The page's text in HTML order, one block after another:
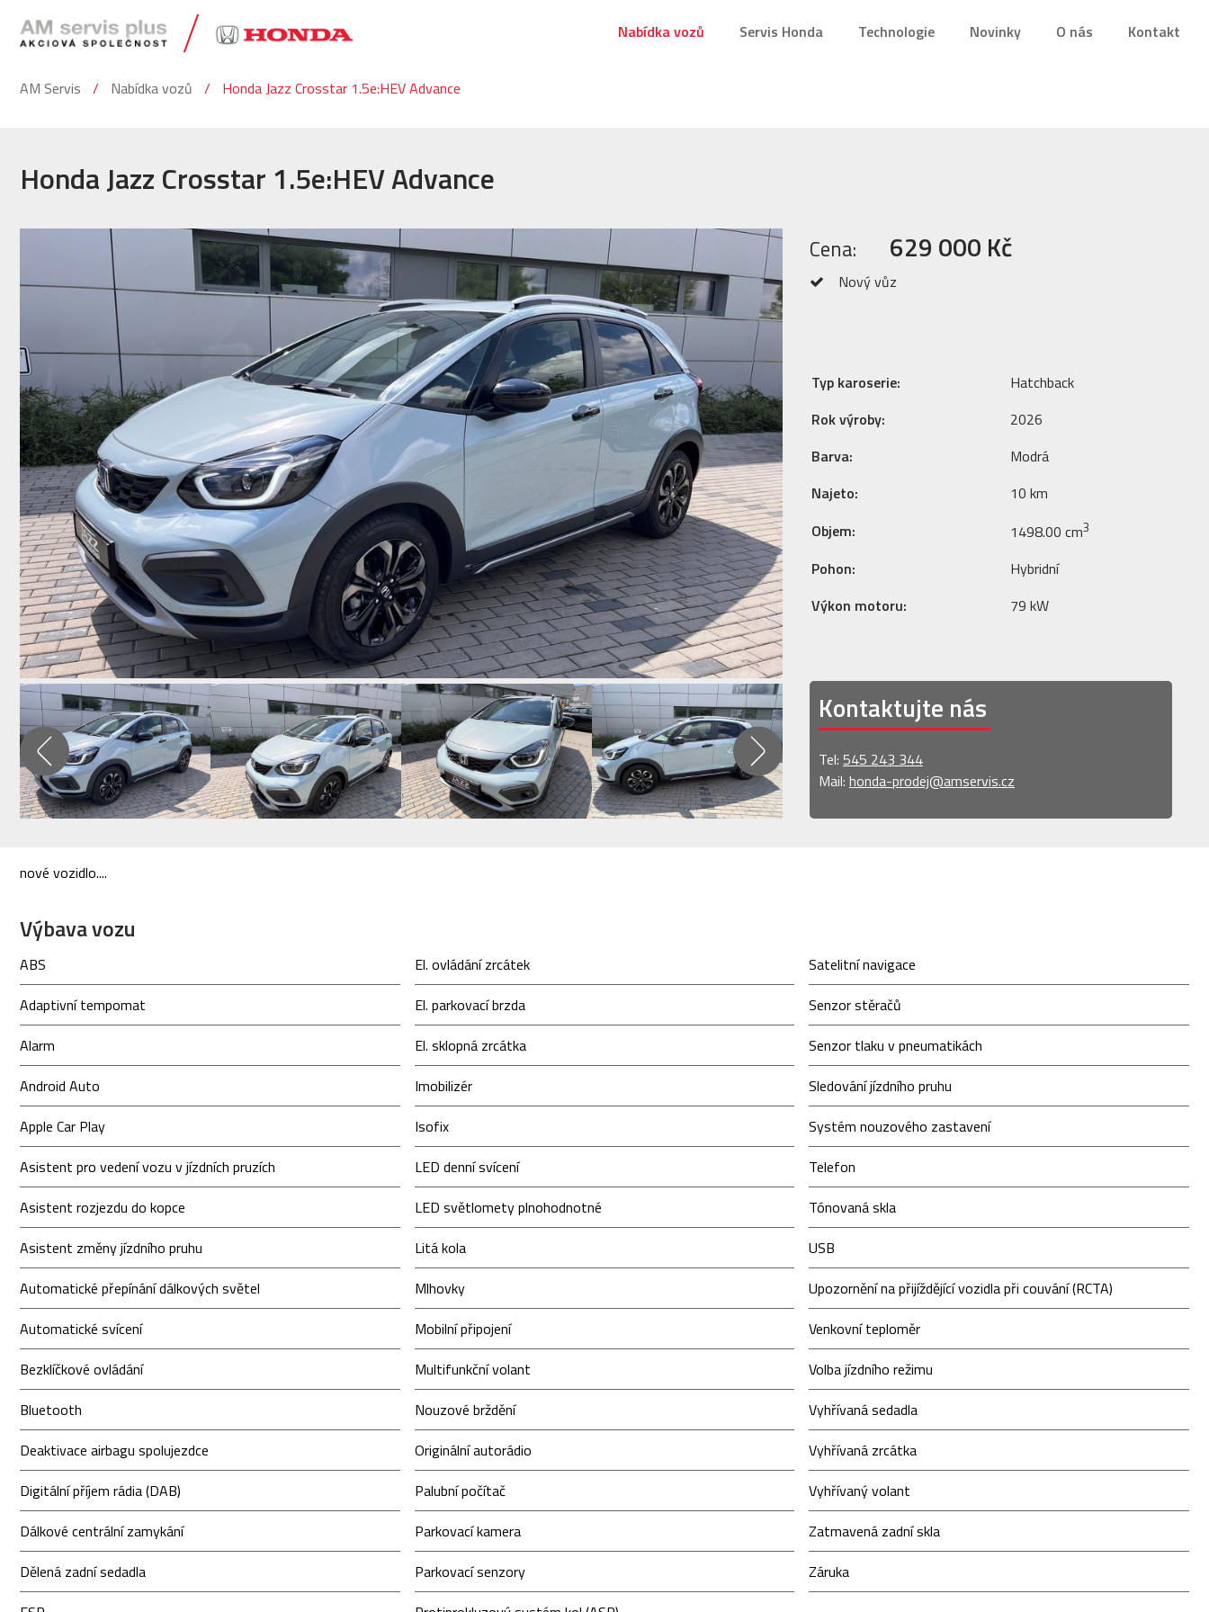
Nabídka vozů Servis Honda Technologie Novinky O nás Kontakt
AM Servis Nabídka vozů Honda Jazz Crosstar 1.5e:HEV Advance
Honda Jazz Crosstar 1.5e:HEV Advance
Cena: 629 000 Kč
Nový vůz
Typ karoserie:
Hatchback
Rok výroby:
2026
Barva:
Modrá
Najeto:
10 km
Objem:
1498.00 cm3
Pohon:
Hybridní
Výkon motoru:
79 kW
Kontaktujte nás
Tel: 545 243 344
Mail: honda-prodej@amservis.cz
nové vozidlo....
Výbava vozu
ABS
Adaptivní tempomat
Alarm
Android Auto
Apple Car Play
Asistent pro vedení vozu v jízdních pruzích
Asistent rozjezdu do kopce
Asistent změny jízdního pruhu
Automatické přepínání dálkových světel
Automatické svícení
Bezklíčkové ovládání
Bluetooth
Deaktivace airbagu spolujezdce
Digitální příjem rádia (DAB)
Dálkové centrální zamykání
Dělená zadní sedadla
El. ovládání zrcátek
El. parkovací brzda
El. sklopná zrcátka
Imobilizér
Isofix
LED denní svícení
LED světlomety plnohodnotné
Litá kola
Mlhovky
Mobilní připojení
Multifunkční volant
Nouzové brždění
Originální autorádio
Palubní počítač
Parkovací kamera
Parkovací senzory
Satelitní navigace
Senzor stěračů
Senzor tlaku v pneumatikách
Sledování jízdního pruhu
Systém nouzového zastavení
Telefon
Tónovaná skla
USB
Upozornění na přijíždějící vozidla při couvání (RCTA)
Venkovní teploměr
Volba jízdního režimu
Vyhřívaná sedadla
Vyhřívaná zrcátka
Vyhřívaný volant
Zatmavená zadní skla
Záruka